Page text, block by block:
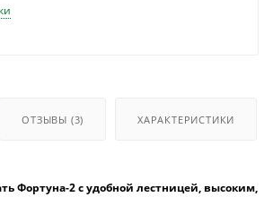
ОТЗЫВЫ (3) ХАРАКТЕРИСТИКИ
Фортуна-2 с удобной лестницей, высоким,